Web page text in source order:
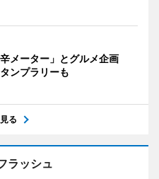
メーター」とグルメ企画
ンプラリーも
る
ラッシュ